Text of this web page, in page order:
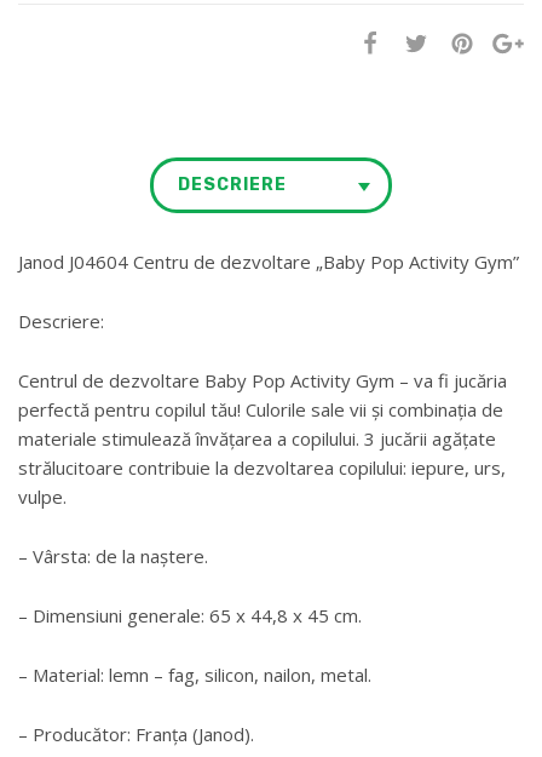
DESCRIERE
Janod J04604 Centru de dezvoltare „Baby Pop Activity Gym”
Descriere:
Centrul de dezvoltare Baby Pop Activity Gym – va fi jucăria
perfectă pentru copilul tău! Culorile sale vii și combinația de
materiale stimulează învățarea a copilului. 3 jucării agățate
strălucitoare contribuie la dezvoltarea copilului: iepure, urs,
vulpe.
– Vârsta: de la naștere.
– Dimensiuni generale: 65 x 44,8 x 45 cm.
– Material: lemn – fag, silicon, nailon, metal.
– Producător: Franța (Janod).